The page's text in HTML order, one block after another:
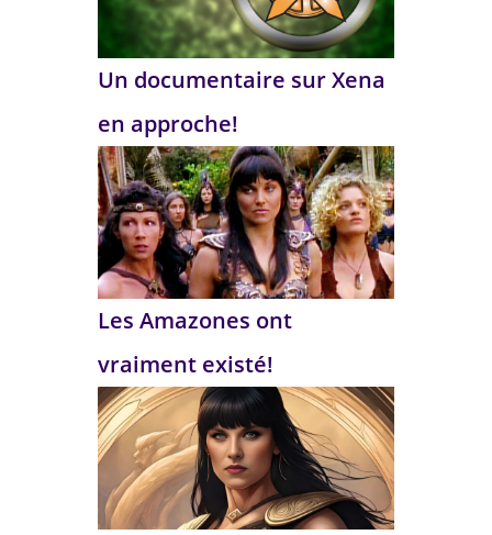
Un documentaire sur Xena
en approche!
Les Amazones ont
vraiment existé!